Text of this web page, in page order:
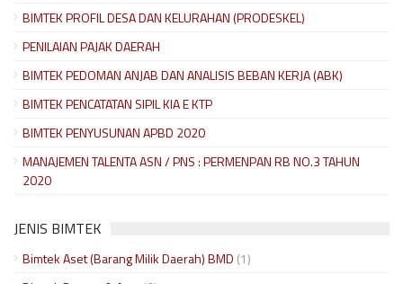
BIMTEK PROFIL DESA DAN KELURAHAN (PRODESKEL)
PENILAIAN PAJAK DAERAH
BIMTEK PEDOMAN ANJAB DAN ANALISIS BEBAN KERJA (ABK)
BIMTEK PENCATATAN SIPIL KIA E KTP
BIMTEK PENYUSUNAN APBD 2020
MANAJEMEN TALENTA ASN / PNS : PERMENPAN RB NO.3 TAHUN
2020
JENIS BIMTEK
Bimtek Aset (Barang Milik Daerah) BMD (1)